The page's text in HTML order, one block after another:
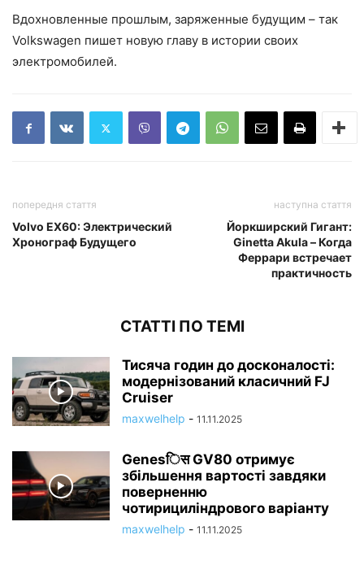
Вдохновленные прошлым, заряженные будущим – так
Volkswagen пишет новую главу в истории своих
электромобилей.
попередня стаття
Volvo EX60: Электрический
Хронограф Будущего
наступна стаття
Йоркширский Гигант:
Ginetta Akula – Когда
Феррари встречает
практичность
СТАТТІ ПО ТЕМІ
Тисяча годин до досконалості:
модернізований класичний FJ
Cruiser
maxwelhelp - 11.11.2025
Genesिस GV80 отримує
збільшення вартості завдяки
поверненню
чотирициліндрового варіанту
maxwelhelp - 11.11.2025